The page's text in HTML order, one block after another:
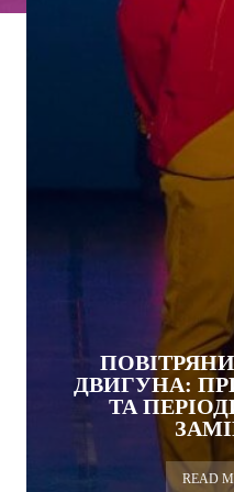
ДВИГУНА:
ТА
READ